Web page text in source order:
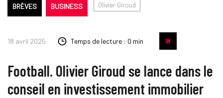
BRÈVES BUSINESS Olivier Giroud
18 avril 2025 Temps de lecture : 0 min
Football. Olivier Giroud se lance dans le
conseil en investissement immobilier